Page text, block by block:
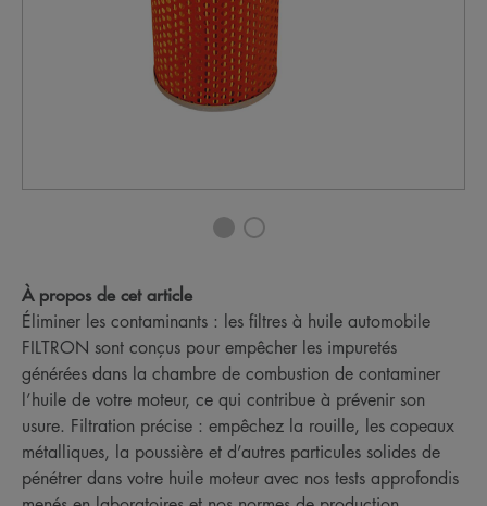
À propos de cet article
Éliminer les contaminants : les filtres à huile automobile
FILTRON sont conçus pour empêcher les impuretés
générées dans la chambre de combustion de contaminer
l’huile de votre moteur, ce qui contribue à prévenir son
usure. Filtration précise : empêchez la rouille, les copeaux
métalliques, la poussière et d’autres particules solides de
pénétrer dans votre huile moteur avec nos tests approfondis